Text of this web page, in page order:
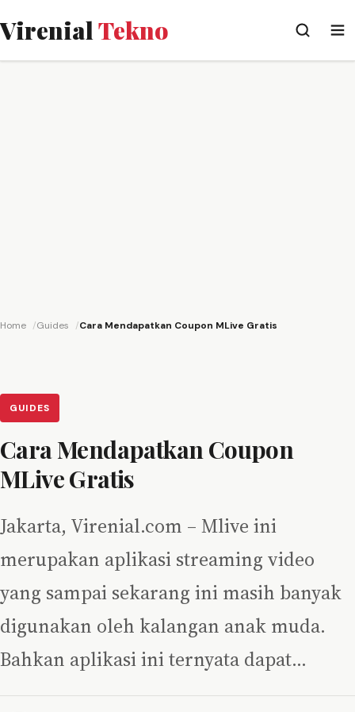
VirenialTekno
Home Guides Cara Mendapatkan Coupon MLive Gratis
GUIDES
Cara Mendapatkan Coupon
MLive Gratis
Jakarta, Virenial.com – Mlive ini
merupakan aplikasi streaming video
yang sampai sekarang ini masih banyak
digunakan oleh kalangan anak muda.
Bahkan aplikasi ini ternyata dapat…